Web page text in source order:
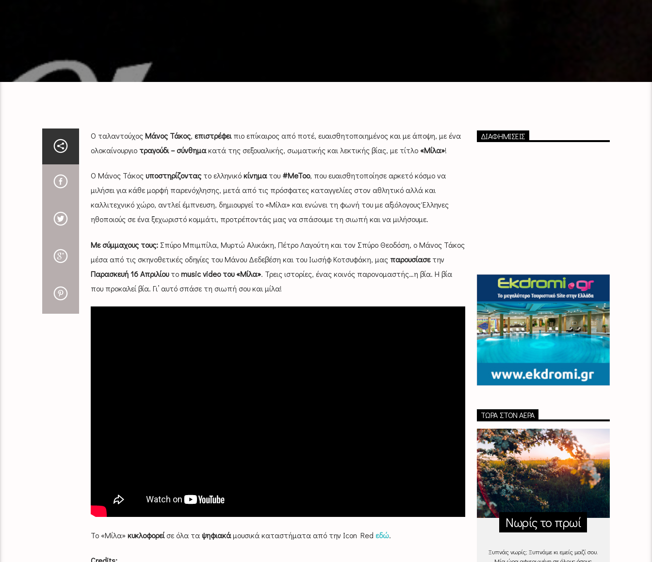
Ο ταλαντούχοςΜάνος Τάκος, επιστρέφειπιο επίκαιρος από ποτέ, ευαισθητοποιημένος και με άποψη, με ένα
ολοκαίνουργιο τραγούδι – σύνθημακατά της σεξουαλικής, σωματικής και λεκτικής βίας, με τίτλο«Μίλα»!
Ο Μάνος Τάκοςυποστηρίζονταςτο ελληνικόκίνηματου #MeToo, που ευαισθητοποίησε αρκετό κόσμο να
μιλήσει για κάθε μορφή παρενόχλησης, μετά από τις πρόσφατες καταγγελίες στον αθλητικό αλλά και
καλλιτεχνικό χώρο, αντλεί έμπνευση, δημιουργεί το «Μίλα» και ενώνει τη φωνή του με αξιόλογους Έλληνες
ηθοποιούς σε ένα ξεχωριστό κομμάτι, προτρέποντάς μας να σπάσουμε τη σιωπή και να μιλήσουμε.
Με σύμμαχους τους:Σπύρο Μπιμπίλα, Μυρτώ Αλικάκη, Πέτρο Λαγούτη και τον Σπύρο Θεοδόση, ο Μάνος Τάκος
μέσα από τις σκηνοθετικές οδηγίες του Μάνου Δεδεβέση και του Ιωσήφ Κοτσυφάκη, μας παρουσίασετην
Παρασκευή 16 Απριλίουτοmusic video του «Μίλα». Τρεις ιστορίες, ένας κοινός παρονομαστής…η βία. Η βία
που προκαλεί βία. Γι’ αυτό σπάσε τη σιωπή σου και μίλα!
Το «Μίλα»κυκλοφορείσε όλα ταψηφιακάμουσικά καταστήματα από την Icon Red εδώ.
ΔΙΑΦΗΜΙΣΕΙΣ
ΤΏΡΑ ΣΤΟΝ ΑΈΡΑ
Νωρίς το πρωί
Ξυπνάς νωρίς; Ξυπνάμε κι εμείς μαζί σου.